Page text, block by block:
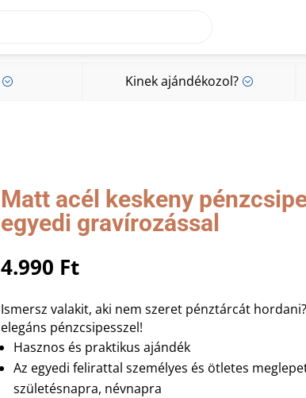
; Kinek ajándékozol? ;
Matt acél keskeny
egyedi gravírozással
4.990 Ft
Ismersz valakit, aki nem szeret pénztárcát
elegáns pénzcsipesszel!
Hasznos és praktikus ajándék
Az egyedi felirattal személyes és ötletes
születésnapra, névnapra